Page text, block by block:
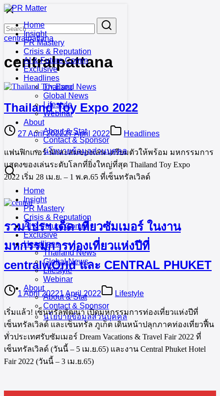
Skip
contentHome
Insight
PR Mastery
Crisis & Reputation
AI & Future Comm
Exclusive
Headlines
Thailand News
Global News
Lifestyle
Webinar
About
About & Stat
Contact & Sponsor
นโยบายข้อมูลส่วนบุคคล
Home
Insight
PR Mastery
Crisis & Reputation
AI & Future Comm
Exclusive
Headlines
Thailand News
Global News
Lifestyle
Webinar
About
About & Stat
Contact & Sponsor
นโยบายข้อมูลส่วนบุคคล
Search
for:
centralpattana
centralpattana
Thailand Toy Expo 2022
27 April 202227 April 2022 Headlines
แฟนฟิกเกอร์ นักสะสมของเล่น เตรียมตัวให้พร้อม มหกรรมการ
แสดงของเล่นระดับโลกที่ยิ่งใหญ่ที่สุด Thailand Toy Expo
2022 เริ่ม 28 เม.ย. – 1 พ.ค.65 ที่เซ็นทรัลเวิลด์
รวมโปรฯ เด็ด เที่ยวซัมเมอร์ ในงาน
มหกรรมการท่องเที่ยวแห่งปีที่
centralwOrld และ CENTRAL PHUKET
1 April 20221 April 2022 Lifestyle
เริ่มแล้ว! เซ็นทรัลพัฒนา เปิดมหกรรมการท่องเที่ยวแห่งปีที่
เซ็นทรัลเวิลด์ และเซ็นทรัล ภูเก็ต เดินหน้าปลุกภาคท่องเที่ยวฟื้น
ทั่วประเทศรับซัมเมอร์ Dream Vacations & Travel Fair 2022 ที่
เซ็นทรัลเวิลด์ (วันนี้ – 5 เม.ย.65) และงาน Central Phuket Hotel
Fair 2022 (วันนี้ – 3 เม.ย.65)